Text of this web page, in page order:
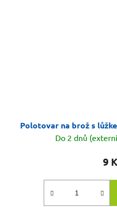
Polotovar na brož s
Do 2 dnů
9